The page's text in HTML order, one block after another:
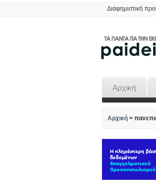
Διαφημιστική
Αρχική
Αρχική >